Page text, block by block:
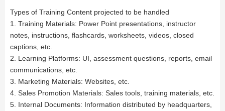
Types of Training Content projected to be handled
1. Training Materials: Power Point presentations, instructor
notes, instructions, flashcards, worksheets, videos, closed
captions, etc.
2. Learning Platforms: UI, assessment questions, reports, email
communications, etc.
3. Marketing Materials: Websites, etc.
4. Sales Promotion Materials: Sales tools, training materials, etc.
5. Internal Documents: Information distributed by headquarters,